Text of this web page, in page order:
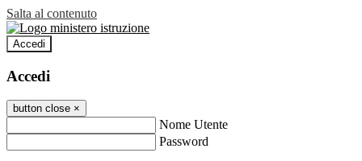
Salta al contenuto
Accedi
Accedi
button close ×
Nome Utente
Password